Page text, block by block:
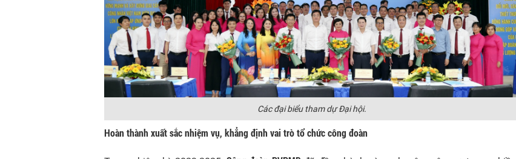
Các đại biểu tham dự Đại hội.
Hoàn thành xuất sắc nhiệm vụ, khẳng định vai trò tổ chức công đoàn